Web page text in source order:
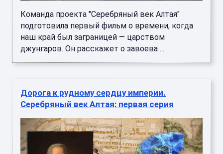
Команда проекта "Серебряный век Алтая"
подготовила первый фильм о времени, когда
наш край был заграницей — царством
джунгаров. Он расскажет о завоева ...
Дорога к рудному сердцу империи.
Серебряный век Алтая: первая серия